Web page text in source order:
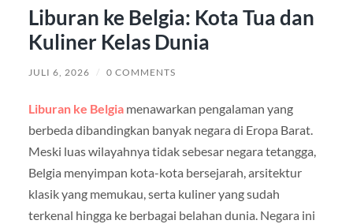
Liburan ke Belgia: Kota Tua dan
Kuliner Kelas Dunia
JULI 6, 2026 / 0 COMMENTS
Liburan ke Belgiamenawarkan pengalaman yang
berbeda dibandingkan banyak negara di Eropa Barat.
Meski luas wilayahnya tidak sebesar negara tetangga,
Belgia menyimpan kota-kota bersejarah, arsitektur
klasik yang memukau, serta kuliner yang sudah
terkenal hingga ke berbagai belahan dunia. Negara ini